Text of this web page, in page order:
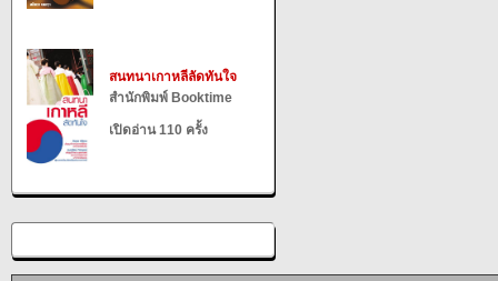
สนทนาเกาหลีลัดทันใจ
สำนักพิมพ์ Booktime
เปิดอ่าน 110 ครั้ง